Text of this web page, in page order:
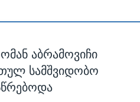
აბრამოვიჩი
სამშვიდობო